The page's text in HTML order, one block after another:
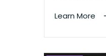
Learn More